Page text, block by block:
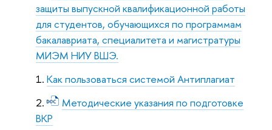
защиты выпускной квалификационной работы
для студентов, обучающихся по программам
бакалавриата, специалитета и магистратуры
МИЭМ НИУ ВШЭ.
Как пользоваться системой Антиплагиат
Методические указания по подготовке
ВКР